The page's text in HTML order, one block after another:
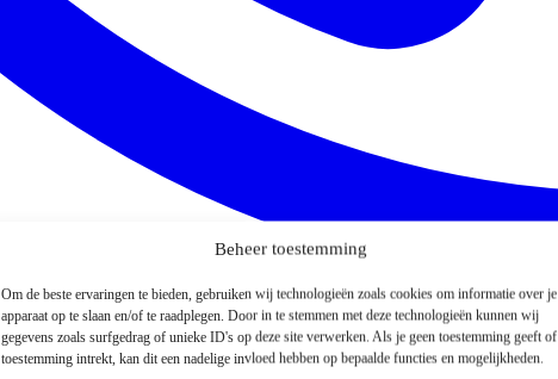
Beheer toestemming
Om de beste ervaringen te bieden, gebruiken wij technologieën zoals cookies om informatie over je
apparaat op te slaan en/of te raadplegen. Door in te stemmen met deze technologieën kunnen wij
gegevens zoals surfgedrag of unieke ID's op deze site verwerken. Als je geen toestemming geeft
toestemming intrekt, kan dit een nadelige invloed hebben op bepaalde functies en mogelijkheden.